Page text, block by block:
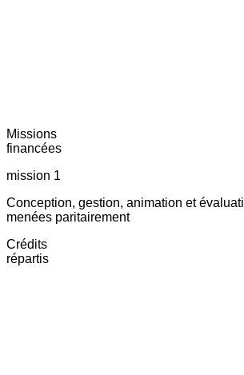
Missions
financées
mission 1
Conception, gestion, animation et
menées paritairement
Crédits
répartis